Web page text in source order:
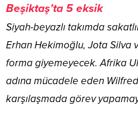
Beşiktaş’ta 5 eksik
Siyah-beyazlı takımda
Erhan Hekimoğlu, Jota Silva
forma giyemeyecek. Afrika
adına mücadele eden
karşılaşmada görev